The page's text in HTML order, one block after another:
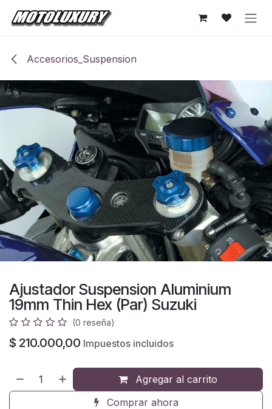
Ir al contenido
Accesorios_Suspension
Ajustador Suspension Aluminium
19mm Thin Hex (Par) Suzuki
(0 reseña)
$ 210.000,00 Impuestos incluidos
Agregar al carrito
Comprar ahora